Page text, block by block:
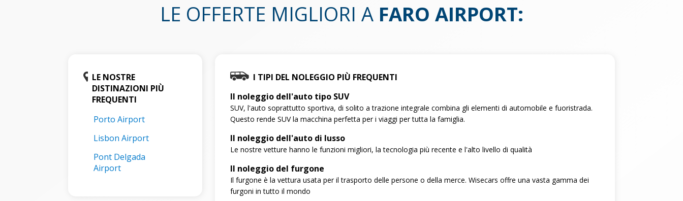
LE OFFERTE MIGLIORI A FARO AIRPORT:
LE NOSTRE
DISTINAZIONI PIÙ
FREQUENTI
Porto Airport
Lisbon Airport
Pont Delgada
Airport
I TIPI DEL NOLEGGIO PIÙ FREQUENTI
Il noleggio dell'auto tipo SUV
SUV, l'auto soprattutto sportiva, di solito a trazione integrale combina gli elementi di automobile e fuoristrada.
Questo rende SUV la macchina perfetta per i viaggi per tutta la famiglia.
Il noleggio dell'auto di lusso
Le nostre vetture hanno le funzioni migliori, la tecnologia più recente e l'alto livello di qualità
Il noleggio del furgone
Il furgone è la vettura usata per il trasporto delle persone o della merce. Wisecars offre una vasta gamma dei
furgoni in tutto il mondo